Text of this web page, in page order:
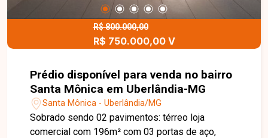
R$ 800.000,00
R$ 750.000,00 V
Prédio disponível para venda no bairro
Santa Mônica em Uberlândia-MG
Santa Mônica - Uberlândia/MG
Sobrado sendo 02 pavimentos: térreo loja
comercial com 196m² com 03 portas de aço,